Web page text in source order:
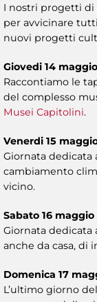
I nostri progetti di
per avvicinare
nuovi progetti
Giovedi 14
Raccontiamo le
del complesso
Musei Capitolini.
Venerdi 15
Giornata dedicata
cambiamento
vicino.
Sabato 16
Giornata dedicata
anche da casa, di
Domenica 17
L’ultimo giorno